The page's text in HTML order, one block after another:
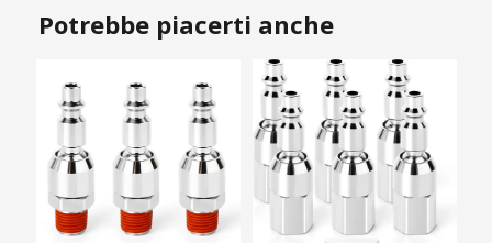
Potrebbe piacerti anche